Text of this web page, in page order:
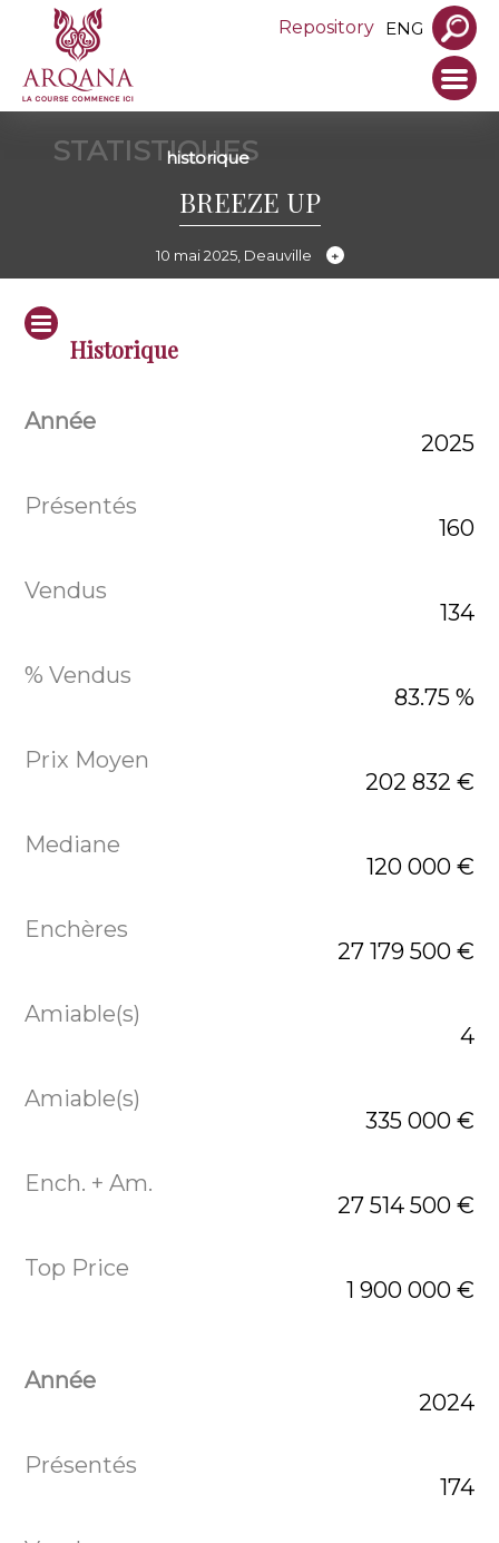
Repository ENG
STATISTIQUES
historique
BREEZE UP
10 mai 2025, Deauville
Historique
2025
160
134
83.75 %
202 832 €
120 000 €
27 179 500 €
4
335 000 €
27 514 500 €
1 900 000 €
2024
174